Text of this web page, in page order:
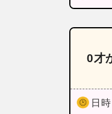
0才
日時